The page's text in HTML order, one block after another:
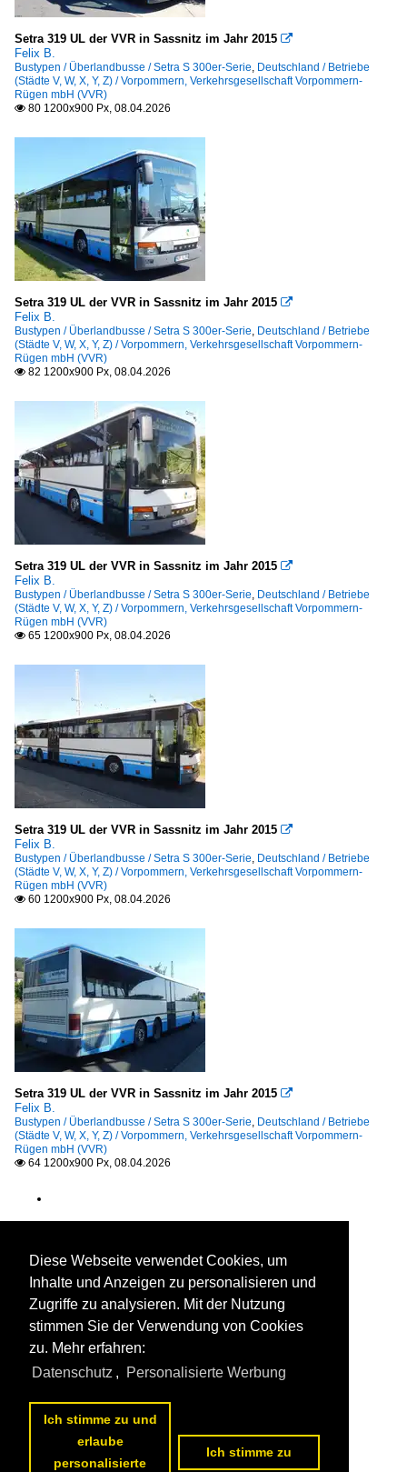
Setra 319 UL der VVR in Sassnitz im Jahr 2015 
Felix B.
Bustypen / Überlandbusse / Setra S 300er-Serie, Deutschland / Betriebe
(Städte V, W, X, Y, Z) / Vorpommern, Verkehrsgesellschaft Vorpommern-
Rügen mbH (VVR)
 80 1200x900 Px, 08.04.2026
Setra 319 UL der VVR in Sassnitz im Jahr 2015 
Felix B.
Bustypen / Überlandbusse / Setra S 300er-Serie, Deutschland / Betriebe
(Städte V, W, X, Y, Z) / Vorpommern, Verkehrsgesellschaft Vorpommern-
Rügen mbH (VVR)
 82 1200x900 Px, 08.04.2026
Setra 319 UL der VVR in Sassnitz im Jahr 2015 
Felix B.
Bustypen / Überlandbusse / Setra S 300er-Serie, Deutschland / Betriebe
(Städte V, W, X, Y, Z) / Vorpommern, Verkehrsgesellschaft Vorpommern-
Rügen mbH (VVR)
 65 1200x900 Px, 08.04.2026
Setra 319 UL der VVR in Sassnitz im Jahr 2015 
Felix B.
Bustypen / Überlandbusse / Setra S 300er-Serie, Deutschland / Betriebe
(Städte V, W, X, Y, Z) / Vorpommern, Verkehrsgesellschaft Vorpommern-
Rügen mbH (VVR)
 60 1200x900 Px, 08.04.2026
Setra 319 UL der VVR in Sassnitz im Jahr 2015 
Felix B.
Bustypen / Überlandbusse / Setra S 300er-Serie, Deutschland / Betriebe
(Städte V, W, X, Y, Z) / Vorpommern, Verkehrsgesellschaft Vorpommern-
Rügen mbH (VVR)
 64 1200x900 Px, 08.04.2026
Diese Webseite verwendet Cookies, um
Inhalte und Anzeigen zu personalisieren und
Zugriffe zu analysieren. Mit der Nutzung
stimmen Sie der Verwendung von Cookies
zu. Mehr erfahren:
Datenschutz , Personalisierte Werbung
Ich stimme zu und
erlaube
personalisierte
Ich stimme zu